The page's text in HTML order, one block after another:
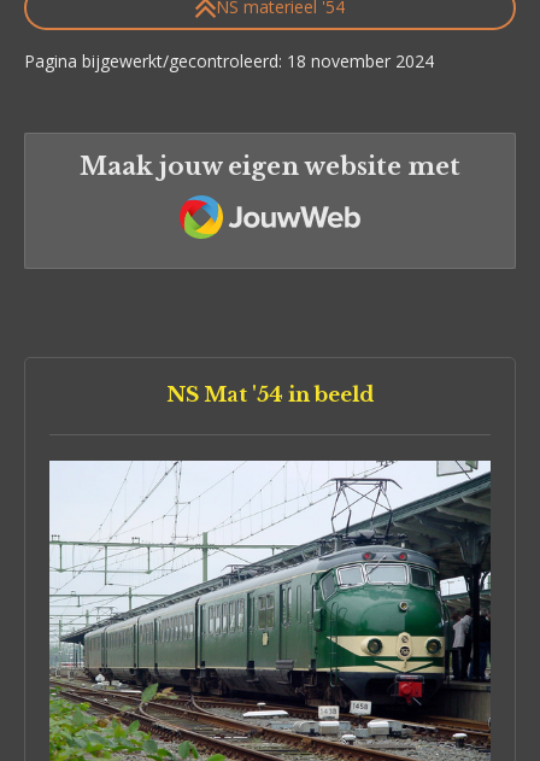
NS materieel '54
Pagina bijgewerkt/gecontroleerd: 18 november 2024
Maak jouw eigen website met
JouwWeb
NS Mat '54 in beeld